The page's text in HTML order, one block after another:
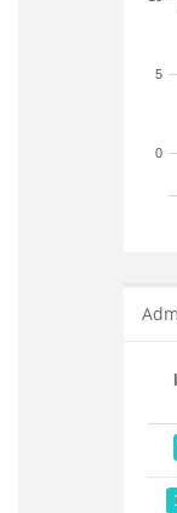
0
5